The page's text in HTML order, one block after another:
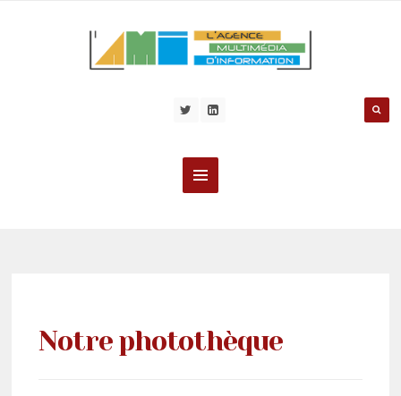
Notre photothèque